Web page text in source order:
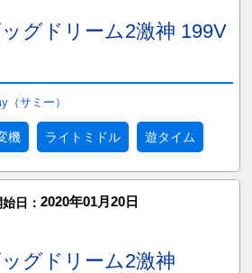
グドリーム2激神 199V
（サミー）
機 ライトミドル 遊タイム
日： 2020年01月20日
グドリーム2激神